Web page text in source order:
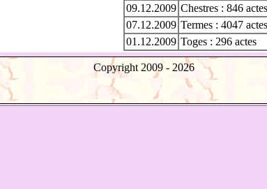
09.12.2009 Chestres : 846 actes
07.12.2009 Termes : 4047 actes
01.12.2009 Toges : 296 actes
Copyright 2009 - 2026